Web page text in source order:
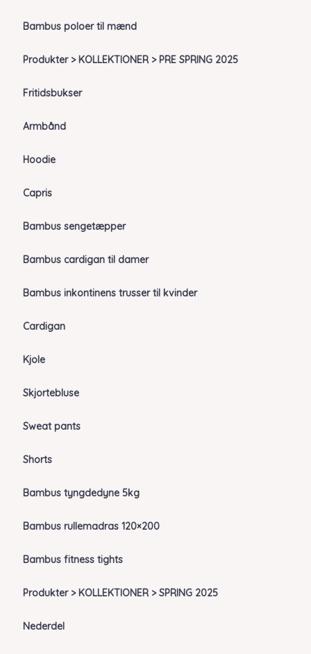
Bambus poloer til mænd
Produkter > KOLLEKTIONER > PRE SPRING 2025
Fritidsbukser
Armbånd
Hoodie
Capris
Bambus sengetæpper
Bambus cardigan til damer
Bambus inkontinens trusser til kvinder
Cardigan
Kjole
Skjortebluse
Sweat pants
Shorts
Bambus tyngdedyne 5kg
Bambus rullemadras 120×200
Bambus fitness tights
Produkter > KOLLEKTIONER > SPRING 2025
Nederdel